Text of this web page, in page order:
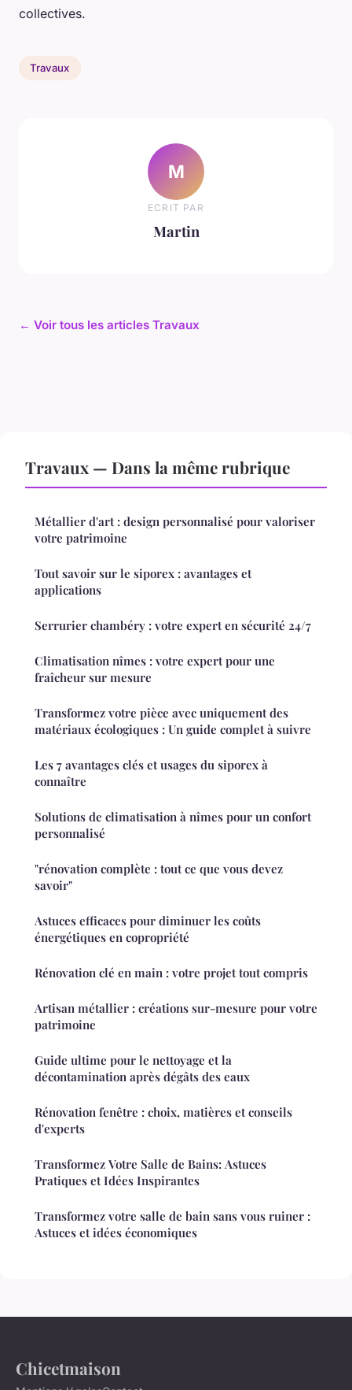
collectives.
Travaux
M
ECRIT PAR
Martin
← Voir tous les articles Travaux
Travaux — Dans la même rubrique
Métallier d'art : design personnalisé pour valoriser
votre patrimoine
Tout savoir sur le siporex : avantages et
applications
Serrurier chambéry : votre expert en sécurité 24/7
Climatisation nîmes : votre expert pour une
fraîcheur sur mesure
Transformez votre pièce avec uniquement des
matériaux écologiques : Un guide complet à suivre
Les 7 avantages clés et usages du siporex à
connaître
Solutions de climatisation à nîmes pour un confort
personnalisé
"rénovation complète : tout ce que vous devez
savoir"
Astuces efficaces pour diminuer les coûts
énergétiques en copropriété
Rénovation clé en main : votre projet tout compris
Artisan métallier : créations sur-mesure pour votre
patrimoine
Guide ultime pour le nettoyage et la
décontamination après dégâts des eaux
Rénovation fenêtre : choix, matières et conseils
d'experts
Transformez Votre Salle de Bains: Astuces
Pratiques et Idées Inspirantes
Transformez votre salle de bain sans vous ruiner :
Astuces et idées économiques
Chicetmaison